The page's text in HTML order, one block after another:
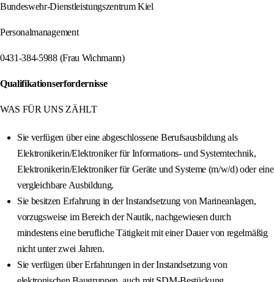
Bundeswehr-Dienstleistungszentrum Kiel
Personalmanagement
0431-384-5988 (Frau Wichmann)
Qualifikationserfordernisse
WAS FÜR UNS ZÄHLT
Sie verfügen über eine abgeschlossene Berufsausbildung als
Elektronikerin/Elektroniker für Informations- und Systemtechnik,
Elektronikerin/Elektroniker für Geräte und Systeme (m/w/d) oder eine
vergleichbare Ausbildung.
Sie besitzen Erfahrung in der Instandsetzung von Marineanlagen,
vorzugsweise im Bereich der Nautik, nachgewiesen durch
mindestens eine berufliche Tätigkeit mit einer Dauer von regelmäßig
nicht unter zwei Jahren.
Sie verfügen über Erfahrungen in der Instandsetzung von